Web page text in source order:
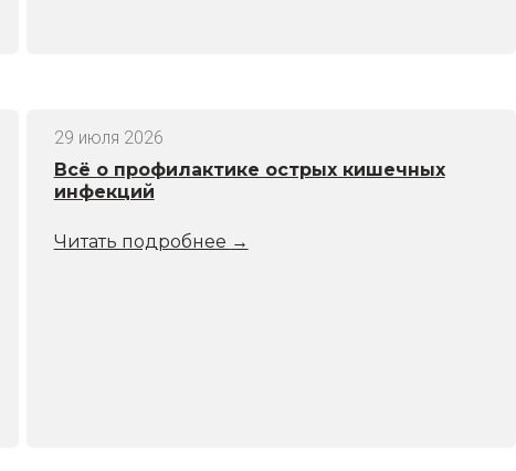
29 июля 2026
Всё о профилактике острых кишечных
инфекций
Читать подробнее →